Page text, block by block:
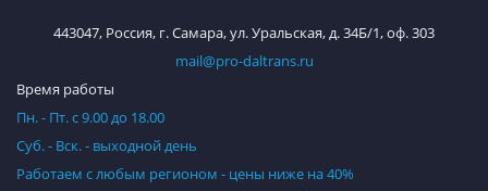
443047, Россия, г. Самара, ул. Уральская, д. 34Б/1, оф. 303
mail@pro-daltrans.ru
Время работы
Пн. - Пт. с 9.00 до 18.00
Суб. - Вск. - выходной день
Работаем с любым регионом - цены ниже на 40%